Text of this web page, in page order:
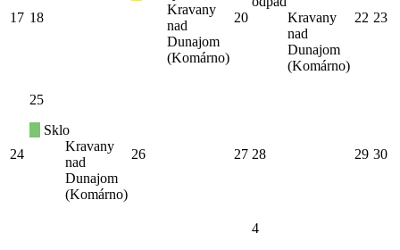
17 18
Kravany
nad
Dunajom
(Komárno)
20
Kravany
nad
Dunajom
(Komárno)
22 23
24
25
Sklo
Kravany
nad
Dunajom
(Komárno)
26 27 28 29 30
4